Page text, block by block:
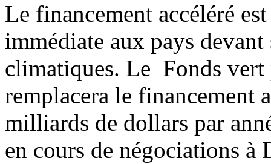
Le financement accéléré
immédiate aux pays
climatiques. Le Fonds
remplacera le financement
milliards de dollars par
en cours de négociations à